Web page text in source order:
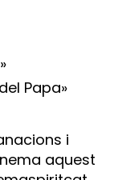
Papa»
i
aquest